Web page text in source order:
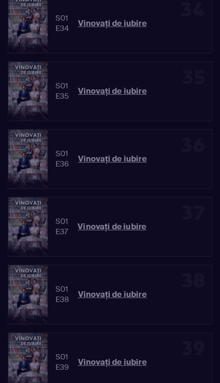
S01
E34
Vinovaţi de iubire
S01
E35
Vinovaţi de iubire
S01
E36
Vinovaţi de iubire
S01
E37
Vinovaţi de iubire
S01
E38
Vinovaţi de iubire
S01
E39
Vinovaţi de iubire